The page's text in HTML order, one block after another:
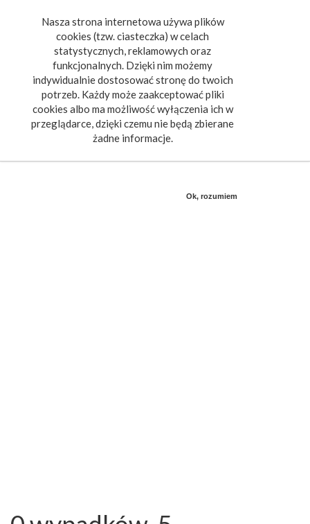
Nasza strona internetowa używa plików
cookies (tzw. ciasteczka) w celach
statystycznych, reklamowych oraz
funkcjonalnych. Dzięki nim możemy
indywidualnie dostosować stronę do twoich
potrzeb. Każdy może zaakceptować pliki
cookies albo ma możliwość wyłączenia ich w
przeglądarce, dzięki czemu nie będą zbierane
żadne informacje.
Ok, rozumiem